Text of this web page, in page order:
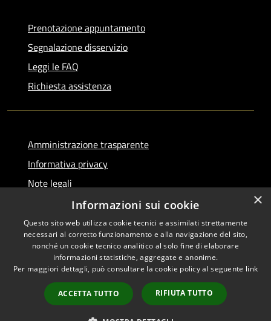
Prenotazione appuntamento
Segnalazione disservizio
Leggi le FAQ
Richiesta assistenza
Amministrazione trasparente
Informativa privacy
Note legali
Dichiarazione di accessibilità
RSS
Accessibilità
Copyright © 2026 • Comune di
Municipium•
Accesso
redazione
×
Informazioni sui cookie
Questo sito web utilizza cookie tecnici e assimilati strettamente
necessari al corretto funzionamento e alla navigazione del sito,
nonché un cookie tecnico analitico al solo fine di elaborare
informazioni statistiche, aggregate e anonime.
Per maggiori dettagli, può consultare la cookie policy al seguente link
ACCETTA TUTTO RIFIUTA TUTTO